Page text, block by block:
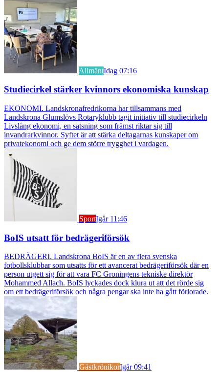
AllmäntIdag 07:16
Studiecirkel stärker kvinnors ekonomiska kunskap
EKONOMI. Landskronafredrikorna har tillsammans med
Landskrona Glumslövs Rotaryklubb tagit initiativ till studiecirkeln
Livslång ekonomi, en satsning som främst riktar sig till
invandrarkvinnor. Syftet är att stärka deltagarnas kunskaper om
privatekonomi och ge dem större trygghet i vardagen.
SportIgår 11:46
BoIS utsatt för bedrägeriförsök
BEDRÄGERI. Landskrona BoIS är en av flera svenska
fotbollsklubbar som utsatts för ett avancerat bedrägeriförsök där en
person utgett sig för att vara FC Groningens tekniske direktör
Mohammed Allach. BoIS lyckades dock klura ut att det rörde sig
om ett bedrägeriförsök och några pengar ska inte ha gått förlorade.
GästkrönikorIgår 09:41